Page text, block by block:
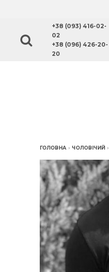
+38 (093) 416-02-
02
+38 (096) 426-20-
20
ГОЛОВНА › ЧОЛОВІЧИЙ ›